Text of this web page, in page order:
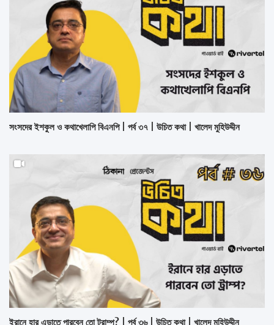
সংসদের ইশকুল ও কথাখেলাপি বিএনপি | পর্ব ৩৭ | উচিত কথা | খালেদ মুহিউদ্দীন
ইরানে হার এড়াতে পারবেন তো ট্রাম্প? | পর্ব ৩৬ | উচিত কথা | খালেদ মুহিউদ্দীন